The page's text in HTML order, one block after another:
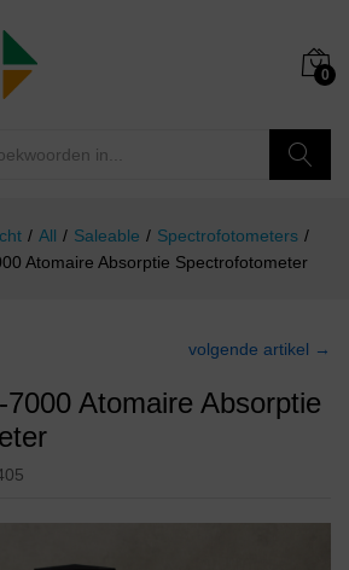
0
/ All / Saleable / Spectrofotometers /
Atomaire Absorptie Spectrofotometer
volgende artikel →
Atomaire Absorptie